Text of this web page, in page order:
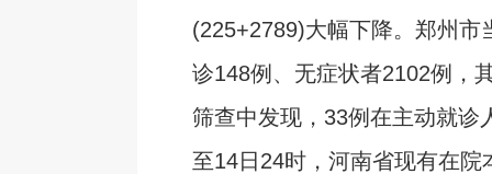
(225+2789)大幅下降。郑州市
诊148例、无症状者2102例，
筛查中发现，33例在主动就诊
至14日24时，河南省现有在院